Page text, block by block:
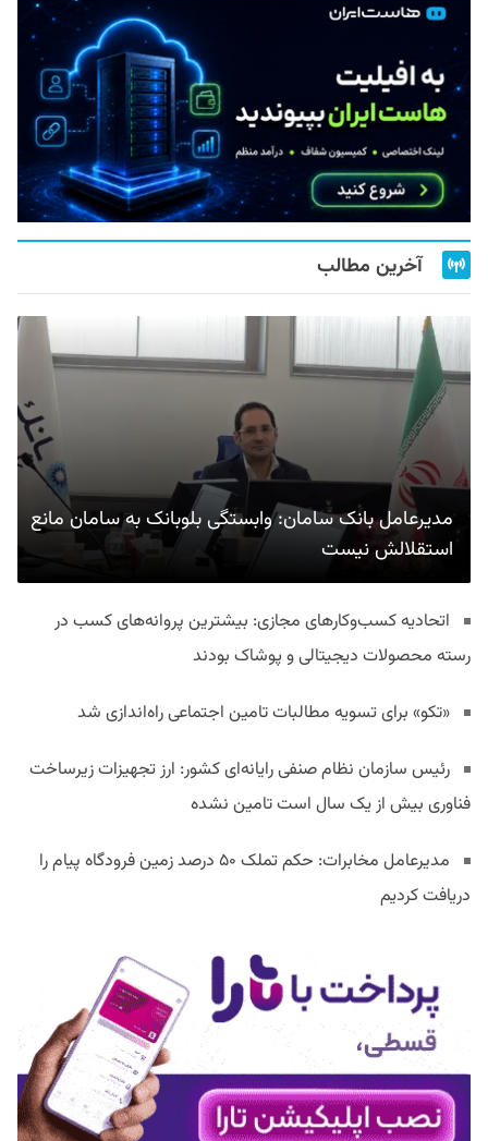
آخرین مطالب
مدیرعامل بانک سامان: وابستگی بلوبانک به سامان مانع
استقلالش نیست
اتحادیه کسب‌وکارهای مجازی: بیشترین پروانه‌های کسب در
رسته محصولات دیجیتالی و پوشاک بودند
«تکو» برای تسویه مطالبات تامین اجتماعی راه‌اندازی شد
رئیس سازمان نظام صنفی رایانه‌ای کشور: ارز تجهیزات زیرساخت
فناوری بیش از یک سال است تامین نشده
مدیرعامل مخابرات: حکم تملک ۵۰ درصد زمین فرودگاه پیام را
دریافت کردیم